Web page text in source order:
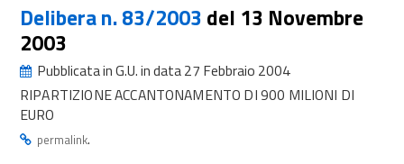
Delibera n. 83/2003 del 13 Novembre
2003
Pubblicata in G.U. in data 27 Febbraio 2004
RIPARTIZIONE ACCANTONAMENTO DI 900 MILIONI DI
EURO
permalink.